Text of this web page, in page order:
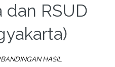
dan RSUD
HASIL